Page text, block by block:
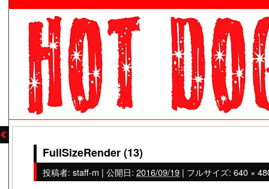
FullSizeRender (13)
投稿者: staff-m | 公開日: 2016/09/19 | フルサイズ: 640 ×